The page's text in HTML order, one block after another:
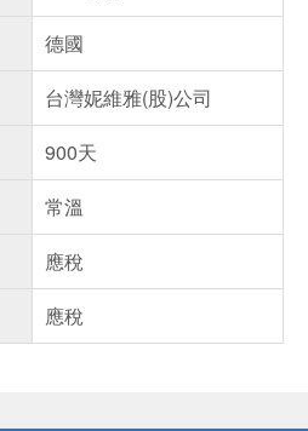
德國
台灣妮維雅(股)公司
900天
常溫
應稅
應稅